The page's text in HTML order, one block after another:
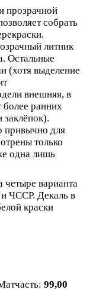
прозрачной
собрать
литник
Остальные
(хотя выделение
внешняя, в
ранних
заклёпок).
привычно для
только
одна лишь
варианта
ЧССР. Декаль в
краски
99,00